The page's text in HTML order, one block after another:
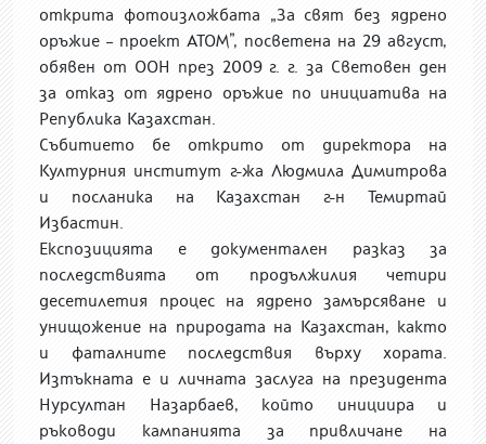
открита фотоизложбата „За свят без ядрено
оръжие – проект АТОМ”, посветена на 29 август,
обявен от ООН през 2009 г. г. за Световен ден
за отказ от ядрено оръжие по инициатива на
Република Казахстан.
Събитието бе открито от директора на
Културния институт г-жа Людмила Димитрова
и посланика на Казахстан г-н Темиртай
Избастин.
Експозицията е документален разказ за
последствията от продължилия четири
десетилетия процес на ядрено замърсяване и
унищожение на природата на Казахстан, както
и фаталните последствия върху хората.
Изтъкната е и личната заслуга на президента
Нурсултан Назарбаев, който инициира и
ръководи кампанията за привличане на